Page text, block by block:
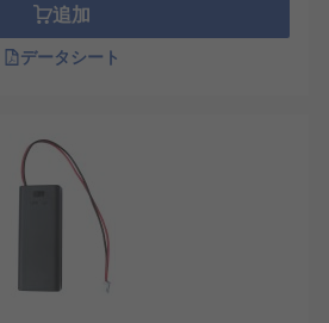
追加
データシート